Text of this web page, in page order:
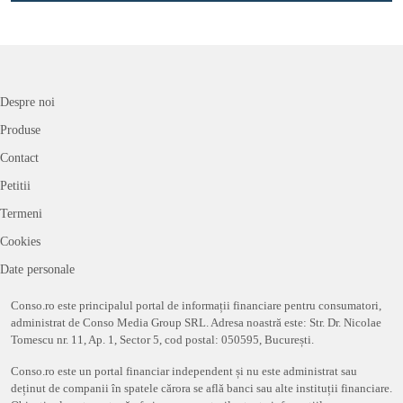
Despre noi
Produse
Contact
Petitii
Termeni
Cookies
Date personale
Conso.ro este principalul portal de informații financiare pentru consumatori,
administrat de Conso Media Group SRL. Adresa noastră este: Str. Dr. Nicolae
Tomescu nr. 11, Ap. 1, Sector 5, cod postal: 050595, București.
Conso.ro este un portal financiar independent și nu este administrat sau
deținut de companii în spatele cărora se află banci sau alte instituții financiare.